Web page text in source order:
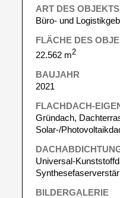
ART DES OBJEKTS
Büro- und
FLÄCHE DES
22.562 m2
BAUJAHR
2021
FLACHDACH-
Gründach,
Solar-/
Universal-
BILDERGALERIE